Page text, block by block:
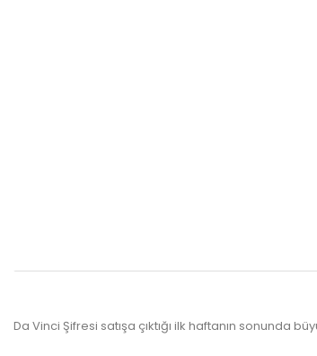
Da Vinci Şifresi satışa çıktığı ilk haftanın sonunda